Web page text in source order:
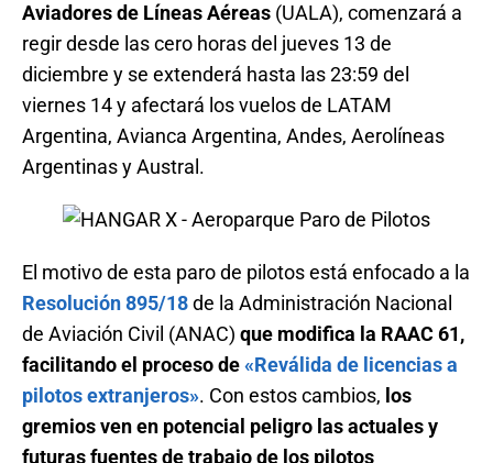
Aviadores de Líneas Aéreas (UALA), comenzará a
regir desde las cero horas del jueves 13 de
diciembre y se extenderá hasta las 23:59 del
viernes 14 y afectará los vuelos de LATAM
Argentina, Avianca Argentina, Andes, Aerolíneas
Argentinas y Austral.
El motivo de esta paro de pilotos está enfocado a la
Resolución 895/18de la Administración Nacional
de Aviación Civil (ANAC) que modifica la RAAC 61,
facilitando el proceso de«Reválida de licencias a
pilotos extranjeros». Con estos cambios, los
gremios ven en potencial peligro las actuales y
futuras fuentes de trabajo de los pilotos